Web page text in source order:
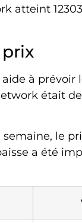
atteint
à
était de
le
a été